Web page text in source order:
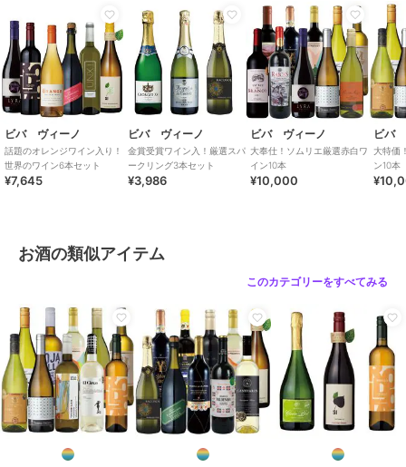
ビバ ヴィーノ
話題のオレンジワイン入り！
世界のワイン6本セット
¥7,645
ビバ ヴィーノ
金賞受賞ワイン入！厳選スパ
ークリング3本セット
¥3,986
ビバ ヴィーノ
大奉仕！ソムリエ厳選赤白ワ
イン10本
¥10,000
ビバ
大特価
ン10本
お酒の類似アイテム
このカテゴリーをすべてみる